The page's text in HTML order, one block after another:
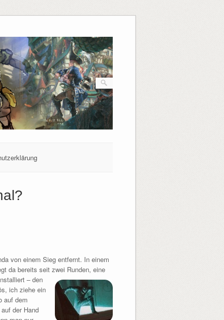
von einem Sieg entfernt. In einem
da bereits seit zwei Runden, eine
– den
ich ziehe ein
auf dem
der Hand